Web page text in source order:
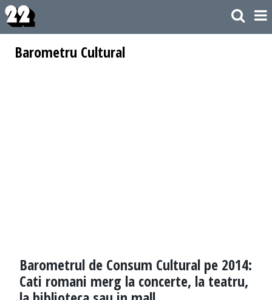
Barometru Cultural
Barometrul de Consum Cultural pe 2014:
Cati romani merg la concerte, la teatru,